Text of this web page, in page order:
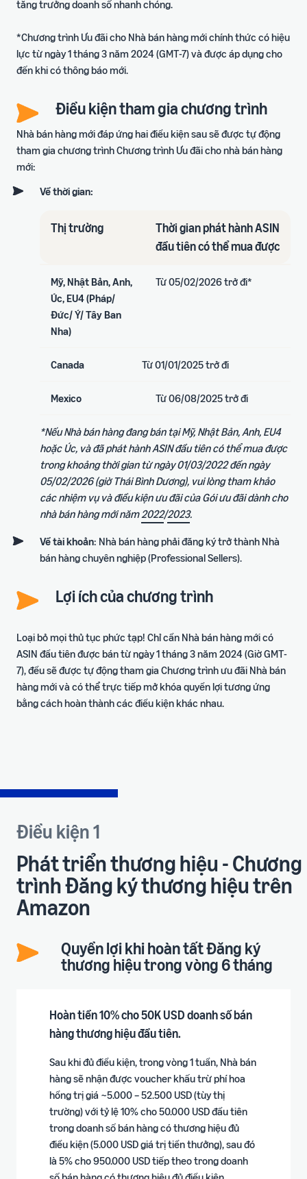
tăng trưởng doanh số nhanh chóng.
*Chương trình Ưu đãi cho Nhà bán hàng mới chính thức có hiệu
lực từ ngày 1 tháng 3 năm 2024 (GMT-7) và được áp dụng cho
đến khi có thông báo mới.
Điều kiện tham gia chương trình
Nhà bán hàng mới đáp ứng hai điều kiện sau sẽ được tự động
tham gia chương trình Chương trình Ưu đãi cho nhà bán hàng
mới:
Về thời gian:
Thị trường​
Thời gian phát hành ASIN
đầu tiên có thể mua được​
Mỹ, Nhật Bản, Anh,
Úc, EU4 (Pháp/
Đức/ Ý/ Tây Ban
Nha)
Từ 05/02/2026 trở đi*​
Canada Từ 01/01/2025 trở đi
Mexico Từ 06/08/2025 trở đi
*Nếu Nhà bán hàng đang bán tại Mỹ, Nhật Bản, Anh, EU4
hoặc Úc, và đã phát hành ASIN đầu tiên có thể mua được
trong khoảng thời gian từ ngày 01/03/2022 đến ngày
05/02/2026 (giờ Thái Bình Dương), vui lòng tham khảo
các nhiệm vụ và điều kiện ưu đãi của Gói ưu đãi dành cho
nhà bán hàng mới năm2022/2023.
Về tài khoản: Nhà bán hàng phải đăng ký trở thành Nhà
bán hàng chuyên nghiệp (Professional Sellers).
Lợi ích của chương trình
Loại bỏ mọi thủ tục phức tạp! Chỉ cần Nhà bán hàng mới có
ASIN đầu tiên được bán từ ngày 1 tháng 3 năm 2024 (Giờ GMT-
7), đều sẽ được tự động tham gia Chương trình ưu đãi Nhà bán
hàng mới và có thể trực tiếp mở khóa quyền lợi tương ứng
bằng cách hoàn thành các điều kiện khác nhau.
Điều kiện 1
Phát triển thương hiệu - Chương
trình Đăng ký thương hiệu trên
Amazon
Quyền lợi khi hoàn tất Đăng ký
thương hiệu trong vòng 6 tháng
Hoàn tiền 10% cho 50K USD doanh số bán
hàng thương hiệu đầu tiên.
Sau khi đủ điều kiện, trong vòng 1 tuần, Nhà bán
hàng sẽ nhận được voucher khấu trừ phí hoa
hồng trị giá ~5.000 – 52.500 USD (tùy thị
trường) với tỷ lệ 10% cho 50.000 USD đầu tiên
trong doanh số bán hàng có thương hiệu đủ
điều kiện (5.000 USD giá trị tiền thưởng), sau đó
là 5% cho 950.000 USD tiếp theo trong doanh